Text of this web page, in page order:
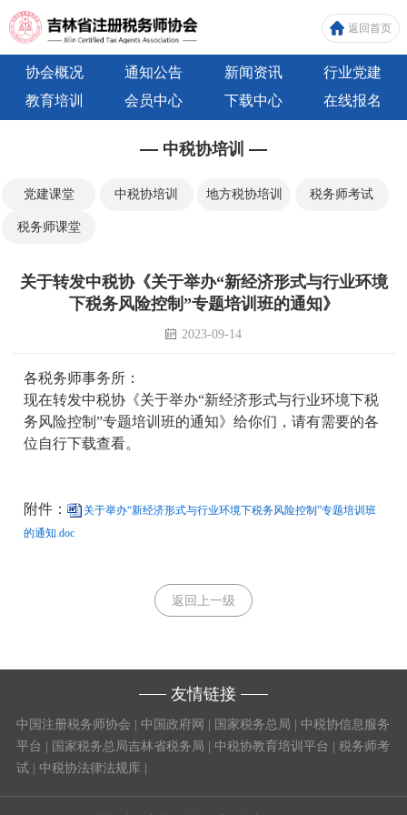
返回首页
协会概况 通知公告 新闻资讯
行业党建
教育培训
会员中心 下载中心 在线报名
中税协培训
党建课堂 中税协培训 地方税协培训 税务师考试
税务师课堂
关于转发中税协《关于举办“新经济形式与行业环境
下税务风险控制”专题培训班的通知》
2023-09-14
各税务师事务所：
现在转发中税协《关于举办“新经济形式与行业环境下税
务风险控制”专题培训班的通知》给你们，请有需要的各
位自行下载查看。
附件：
关于举办“新经济形式与行业环境下税务风险控制”专题培训班
的通知.doc
返回上一级
友情链接
中国注册税务师协会 中国政府网 国家税务总局
中税协信息服务
平台
国家税务总局吉林省税务局 中税协教育培训平台
税务师考
试
中税协法律法规库